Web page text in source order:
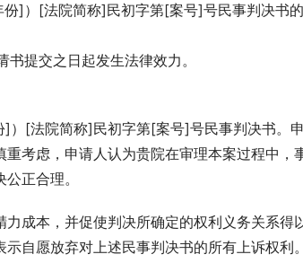
]）[法院简称]民初字第[案号]号民事判决书
提交之日起发生法律效力。
）[法院简称]民初字第[案号]号民事判决书。
考虑，申请人认为贵院在审理本案过程中，
正合理。
成本，并促使判决所确定的权利义务关系得
自愿放弃对上述民事判决书的所有上诉权利